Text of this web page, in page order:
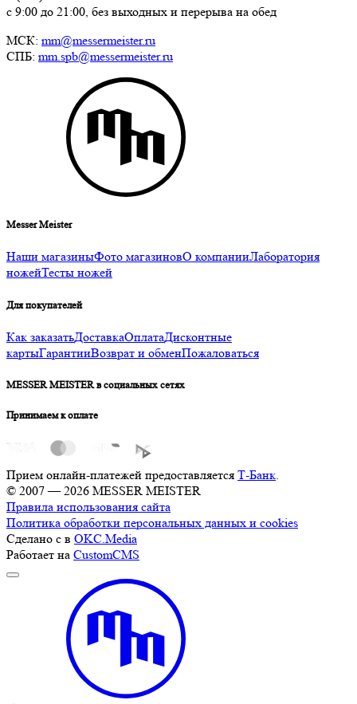
с 9:00 до 21:00, без выходных и перерыва на обед
МСК: mm@messermeister.ru
СПБ: mm.spb@messermeister.ru
Messer Meister
Наши магазиныФото магазиновО компанииЛаборатория
ножейТесты ножей
Для покупателей
Как заказатьДоставкаОплатаДисконтные
картыГарантииВозврат и обменПожаловаться
MESSER MEISTER в социальных сетях
Принимаем к оплате
Прием онлайн-платежей предоставляется Т-Банк.
© 2007 — 2026 MESSER MEISTER
Правила использования сайта
Политика обработки персональных данных и cookies
Сделано с в OKC.Media
Работает на CustomCMS